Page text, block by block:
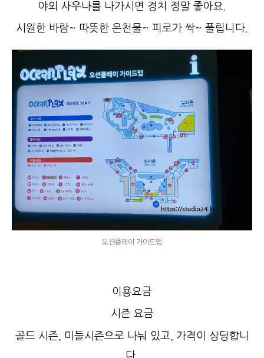
야외 사우나를 나가시면 경치 정말 좋아요.
시원한 바람~ 따뜻한 온천물~ 피로가 싹~ 풀립니다.
오션플레이 가이드맵
이용요금
시즌 요금
골드 시즌, 미들시즌으로 나눠 있고, 가격이 상당합니
다.